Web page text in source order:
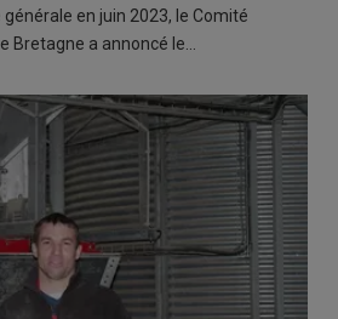
en juin 2023, le Comité
Bretagne a annoncé le…